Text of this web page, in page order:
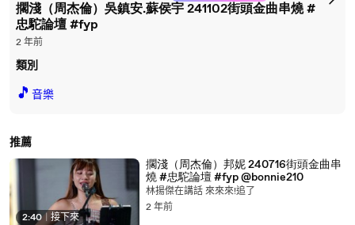
擱淺（周杰倫）吳鎮安.蘇侯宇 241102街頭金曲串燒 #
忠駝論壇 #fyp
2 年前
類別
🎵 音樂
推薦
2:40 接下來
擱淺（周杰倫）邦妮 240716街頭金曲串
燒 #忠駝論壇 #fyp @bonnie210
林揚傑在講話 來來來!追了
2 年前